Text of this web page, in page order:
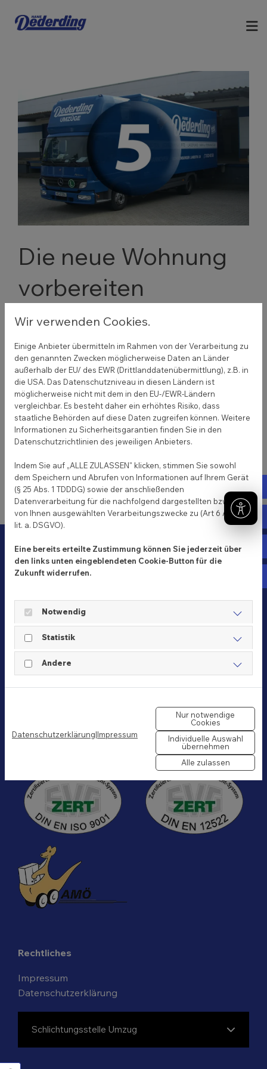
E-
Zurück
Die neue Wohnung
vorbereiten
17. Januar 2025
Damit der Einzug reibungslos abläuft, sollten Sie die
neue Wohnung vor dem Umzugstag vorbereiten:
Reparaturen prüfen: Stellen Sie sicher, dass
alle Mängel behoben sind.
Reinigung vornehmen: Eine gründliche
Reinigung schafft eine angenehme Basis.
Möbelstellplan erstellen:Überlegen Sie, wo
Hans Dederding GmbH
Schulenburger Landstraße 131
30165 Hannover
Telefon:0511-3524858
Telefax: 0511-3522712
E-Mail:kontakt@hans-dederding.de
Rechtliches
Impressum
Datenschutzerklärung
Schlichtungsstelle Umzug
Wir verwenden Cookies.
Einige Anbieter übermitteln im Rahmen von der Verarbeitung zu
den genannten Zwecken möglicherweise Daten an Länder
außerhalb der EU/ des EWR (Drittlanddatenübermittlung), z.B. in
die USA. Das Datenschutzniveau in diesen Ländern ist
möglicherweise nicht mit dem in den EU-/EWR-Ländern
vergleichbar. Es besteht daher ein erhöhtes Risiko, dass
staatliche Behörden auf diese Daten zugreifen können. Weitere
Informationen zu Sicherheitsgarantien finden Sie in den
Datenschutzrichtlinien des jeweiligen Anbieters.
Indem Sie auf „ALLE ZULASSEN" klicken, stimmen Sie sowohl
dem Speichern und Abrufen von Informationen auf Ihrem Gerät
(§ 25 Abs. 1 TDDDG) sowie der anschließenden
Datenverarbeitung für die nachfolgend dargestellten bzw. die
von Ihnen ausgewählten Verarbeitungszwecke zu (Art 6 Abs. 1
lit. a. DSGVO).
Eine bereits erteilte Zustimmung können Sie jederzeit über
den links unten eingeblendeten Cookie-Button für die
Zukunft widerrufen.
Notwendig
Statistik
Andere
Datenschutzerklärung|Impressum
Nur notwendige
Cookies
Individuelle Auswahl
übernehmen
Alle zulassen